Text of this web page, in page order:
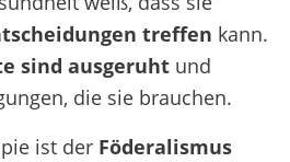
treffen kann.
sind ausgeruht und
die sie brauchen.
ist der Föderalismus